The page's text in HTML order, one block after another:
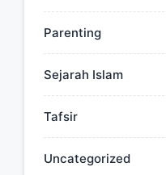
Parenting
Sejarah Islam
Tafsir
Uncategorized